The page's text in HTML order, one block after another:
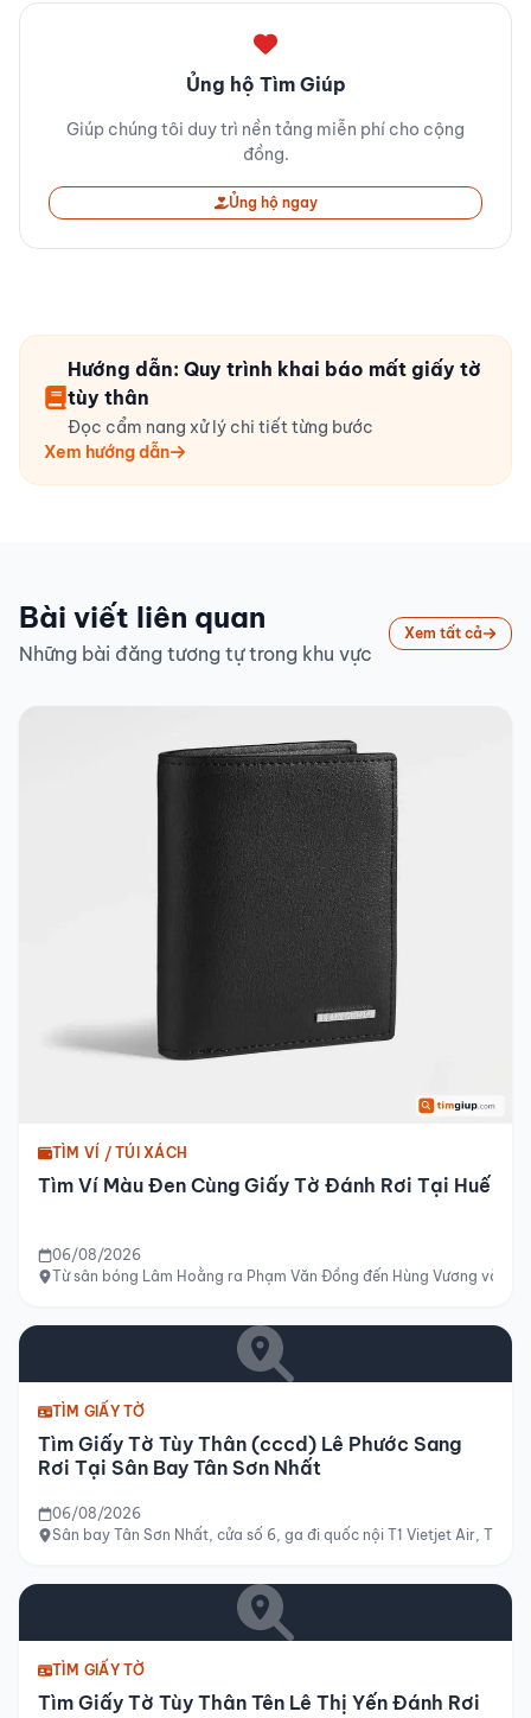
Ủng hộ Tìm Giúp
Giúp chúng tôi duy trì nền tảng miễn phí cho cộng
đồng.
Ủng hộ ngay
Hướng dẫn: Quy trình khai báo mất giấy tờ
tùy thân
Đọc cẩm nang xử lý chi tiết từng bước
Xem hướng dẫn
Bài viết liên quan
Những bài đăng tương tự trong khu vực
Xem tất cả
TÌM VÍ / TÚI XÁCH
Tìm Ví Màu Đen Cùng Giấy Tờ Đánh Rơi Tại Huế
06/08/2026
Từ sân bóng Lâm Hoằng ra Phạm Văn Đồng đến Hùng Vương và tới
TÌM GIẤY TỜ
Tìm Giấy Tờ Tùy Thân (cccd) Lê Phước Sang
Rơi Tại Sân Bay Tân Sơn Nhất
06/08/2026
Sân bay Tân Sơn Nhất, cửa số 6, ga đi quốc nội T1 Vietjet Air, TP
TÌM GIẤY TỜ
Tìm Giấy Tờ Tùy Thân Tên Lê Thị Yến Đánh Rơi